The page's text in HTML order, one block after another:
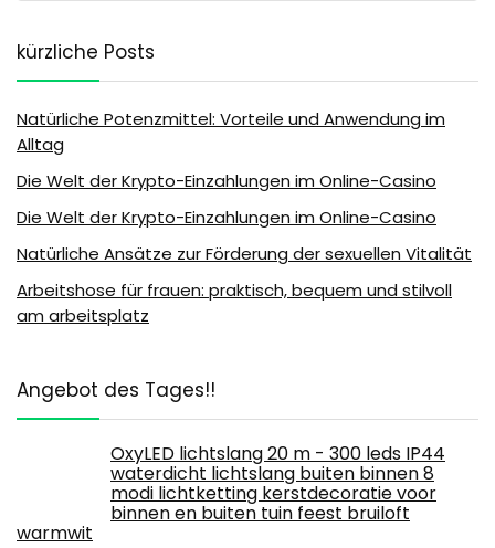
kürzliche Posts
Natürliche Potenzmittel: Vorteile und Anwendung im
Alltag
Die Welt der Krypto-Einzahlungen im Online-Casino
Die Welt der Krypto-Einzahlungen im Online-Casino
Natürliche Ansätze zur Förderung der sexuellen Vitalität
Arbeitshose für frauen: praktisch, bequem und stilvoll
am arbeitsplatz
Angebot des Tages!!
OxyLED lichtslang 20 m - 300 leds IP44
waterdicht lichtslang buiten binnen 8
modi lichtketting kerstdecoratie voor
binnen en buiten tuin feest bruiloft
warmwit